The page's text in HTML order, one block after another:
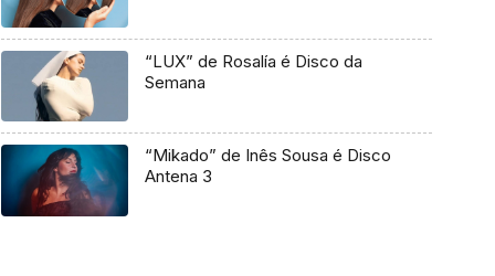
“LUX” de Rosalía é Disco da
Semana
“Mikado” de Inês Sousa é Disco
Antena 3